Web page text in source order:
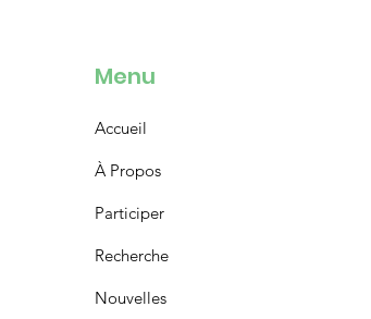
Menu
Accueil
À Propos
Participer
Recherche
Nouvelles